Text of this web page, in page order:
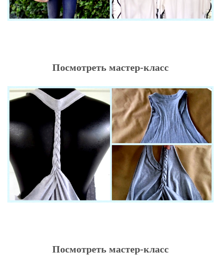
Посмотреть мастер-класс
Посмотреть мастер-класс